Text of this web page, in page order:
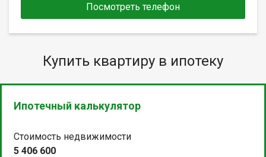
Посмотреть телефон
Купить квартиру в ипотеку
Ипотечный калькулятор
Стоимость недвижимости
5 406 600